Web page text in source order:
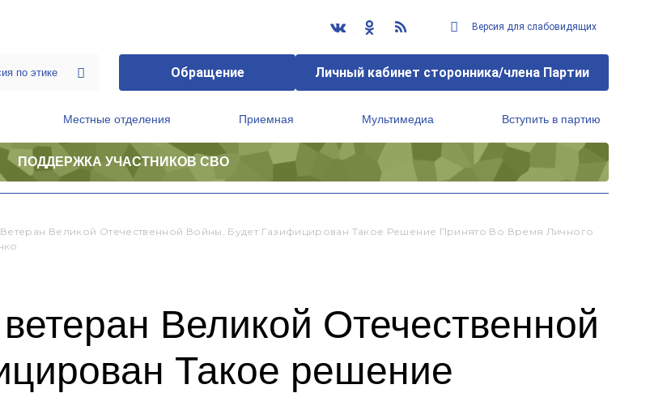
Версия для слабовидящих
Обращение Личный кабинет сторонника/члена Партии
Местные отделения Приемная Мультимедиа Вступить в партию
ПОДДЕРЖКА УЧАСТНИКОВ СВО
Великой Отечественной Войны, Будет Газифицирован Такое Решение Принято Во Время Личного
Великой Отечественной
Такое решение